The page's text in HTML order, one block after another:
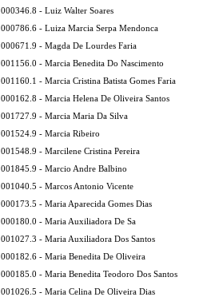
000346.8 - Luiz Walter Soares
000786.6 - Luiza Marcia Serpa Mendonca
000671.9 - Magda De Lourdes Faria
001156.0 - Marcia Benedita Do Nascimento
001160.1 - Marcia Cristina Batista Gomes Faria
000162.8 - Marcia Helena De Oliveira Santos
001727.9 - Marcia Maria Da Silva
001524.9 - Marcia Ribeiro
001548.9 - Marcilene Cristina Pereira
001845.9 - Marcio Andre Balbino
001040.5 - Marcos Antonio Vicente
000173.5 - Maria Aparecida Gomes Dias
000180.0 - Maria Auxiliadora De Sa
001027.3 - Maria Auxiliadora Dos Santos
000182.6 - Maria Benedita De Oliveira
000185.0 - Maria Benedita Teodoro Dos Santos
001026.5 - Maria Celina De Oliveira Dias